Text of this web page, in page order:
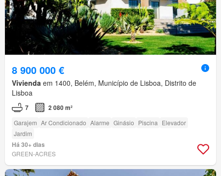
8 900 000 €
Vivienda em 1400, Belém, Município de Lisboa, Distrito de
Lisboa
7 2 080 m²
Garajem Ar Condicionado Alarme Ginásio Piscina Elevador
Jardim
Há 30+ dias
GREEN-ACRES